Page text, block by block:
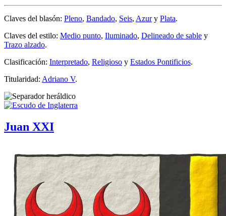
Claves del blasón: Pleno, Bandado, Seis, Azury Plata.
Claves del estilo: Medio punto, Iluminado, Delineado de sable y
Trazo alzado.
Clasificación: Interpretado, Religioso y Estados Pontificios.
Titularidad: Adriano V.
Juan XXI